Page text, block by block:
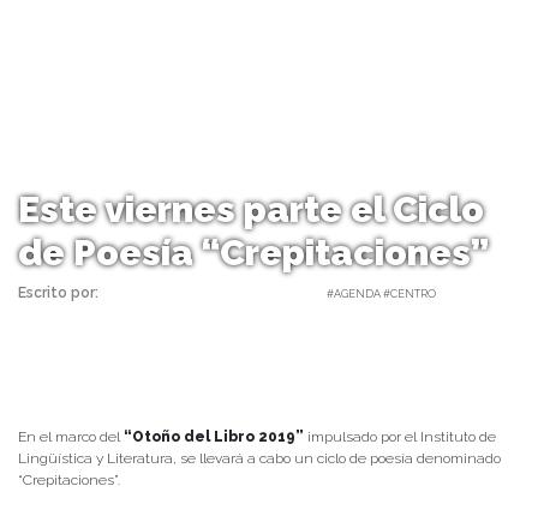
Este viernes parte el Ciclo
de Poesía “Crepitaciones”
Escrito por: #AGENDA #CENTRO
En el marco del “Otoño del Libro 2019” impulsado por el Instituto de
Lingüística y Literatura, se llevará a cabo un ciclo de poesía denominado
“Crepitaciones”.